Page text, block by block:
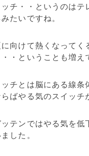
チ・・というのは
たいですね。
向けて熱くなって
・ということも増え
チとは脳にある線
ばやる気のスイッチ
テンではやる気を
した。